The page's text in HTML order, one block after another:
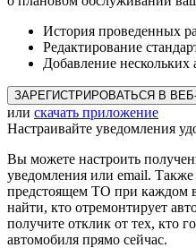
История проведенных
Редактирование
Добавление нескольких
ЗАРЕГИСТРИРОВАТЬСЯ В
или скачать приложение
Настраивайте уведомления
Вы можете настроить
уведомления или email. Также
предстоящем ТО при каждом
найти, кто отремонтирует
получите отклик от тех, кто
автомобиля прямо сейчас.